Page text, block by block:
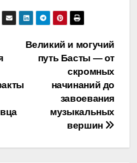
Великий и могучий
путь Басты — от
скромных
начинаний до
завоевания
музыкальных
вершин